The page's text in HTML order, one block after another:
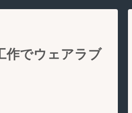
作でウェアラブ